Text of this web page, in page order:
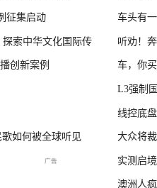
征集启动
索中华文化国际传
创新案例
如何被全球听见
车头有
听劝！
车，你
L3强制
线控底
大众将
实测启
澳洲人